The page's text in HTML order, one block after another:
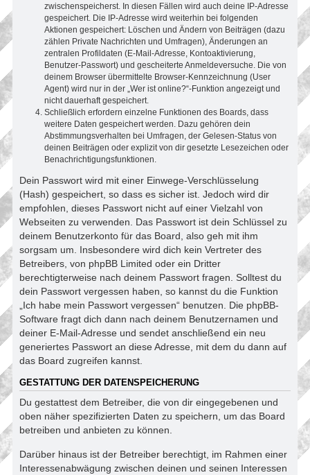
zwischenspeicherst. In diesen Fällen wird auch deine IP-Adresse
gespeichert. Die IP-Adresse wird weiterhin bei folgenden
Aktionen gespeichert: Löschen und Ändern von Beiträgen (dazu
zählen Private Nachrichten und Umfragen), Änderungen an
zentralen Profildaten (E-Mail-Adresse, Kontoaktivierung,
Benutzer-Passwort) und gescheiterte Anmeldeversuche. Die von
deinem Browser übermittelte Browser-Kennzeichnung (User
Agent) wird nur in der „Wer ist online?“-Funktion angezeigt und
nicht dauerhaft gespeichert.
Schließlich erfordern einzelne Funktionen des Boards, dass
weitere Daten gespeichert werden. Dazu gehören dein
Abstimmungsverhalten bei Umfragen, der Gelesen-Status von
deinen Beiträgen oder explizit von dir gesetzte Lesezeichen oder
Benachrichtigungsfunktionen.
Dein Passwort wird mit einer Einwege-Verschlüsselung
(Hash) gespeichert, so dass es sicher ist. Jedoch wird dir
empfohlen, dieses Passwort nicht auf einer Vielzahl von
Webseiten zu verwenden. Das Passwort ist dein Schlüssel zu
deinem Benutzerkonto für das Board, also geh mit ihm
sorgsam um. Insbesondere wird dich kein Vertreter des
Betreibers, von phpBB Limited oder ein Dritter
berechtigterweise nach deinem Passwort fragen. Solltest du
dein Passwort vergessen haben, so kannst du die Funktion
„Ich habe mein Passwort vergessen“ benutzen. Die phpBB-
Software fragt dich dann nach deinem Benutzernamen und
deiner E-Mail-Adresse und sendet anschließend ein neu
generiertes Passwort an diese Adresse, mit dem du dann auf
das Board zugreifen kannst.
GESTATTUNG DER DATENSPEICHERUNG
Du gestattest dem Betreiber, die von dir eingegebenen und
oben näher spezifizierten Daten zu speichern, um das Board
betreiben und anbieten zu können.
Darüber hinaus ist der Betreiber berechtigt, im Rahmen einer
Interessenabwägung zwischen deinen und seinen Interessen